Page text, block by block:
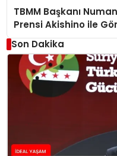
TBMM Başkanı
Prensi Akishino ile
Son Dakika